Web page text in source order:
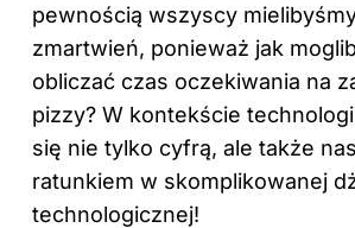
pewnością wszyscy
zmartwień, ponieważ jak
obliczać czas oczekiwania na
pizzy? W kontekście
się nie tylko cyfrą, ale także
ratunkiem w skomplikowanej
technologicznej!